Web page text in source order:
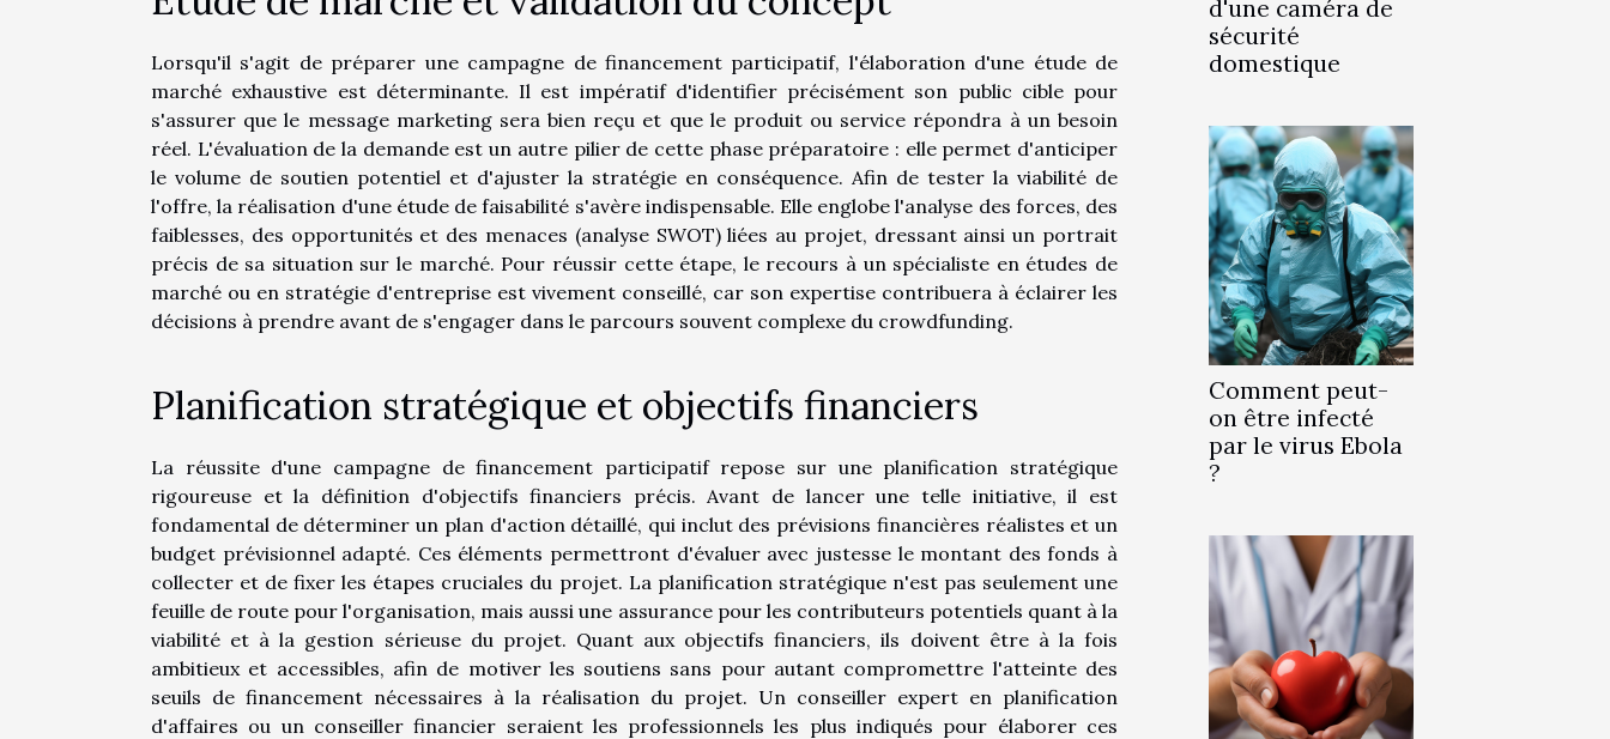
Lorsqu'il s'agit de préparer une campagne de financement participatif, l'élaboration d'une étude de
marché exhaustive est déterminante. Il est impératif d'identifier précisément son public cible pour
s'assurer que le message marketing sera bien reçu et que le produit ou service répondra à un besoin
réel. L'évaluation de la demande est un autre pilier de cette phase préparatoire : elle permet d'anticiper
le volume de soutien potentiel et d'ajuster la stratégie en conséquence. Afin de tester la viabilité de
l'offre, la réalisation d'une étude de faisabilité s'avère indispensable. Elle englobe l'analyse des forces, des
faiblesses, des opportunités et des menaces (analyse SWOT) liées au projet, dressant ainsi un portrait
précis de sa situation sur le marché. Pour réussir cette étape, le recours à un spécialiste en études de
marché ou en stratégie d'entreprise est vivement conseillé, car son expertise contribuera à éclairer les
décisions à prendre avant de s'engager dans le parcours souvent complexe du crowdfunding.
Planification stratégique et objectifs financiers
La réussite d'une campagne de financement participatif repose sur une planification stratégique
rigoureuse et la définition d'objectifs financiers précis. Avant de lancer une telle initiative, il est
fondamental de déterminer un plan d'action détaillé, qui inclut des prévisions financières réalistes et un
budget prévisionnel adapté. Ces éléments permettront d'évaluer avec justesse le montant des fonds à
collecter et de fixer les étapes cruciales du projet. La planification stratégique n'est pas seulement une
feuille de route pour l'organisation, mais aussi une assurance pour les contributeurs potentiels quant à la
viabilité et à la gestion sérieuse du projet. Quant aux objectifs financiers, ils doivent être à la fois
ambitieux et accessibles, afin de motiver les soutiens sans pour autant compromettre l'atteinte des
seuils de financement nécessaires à la réalisation du projet. Un conseiller expert en planification
d'affaires ou un conseiller financier seraient les professionnels les plus indiqués pour élaborer ces
d'une caméra de
sécurité
domestique
Comment peut-
on être infecté
par le virus Ebola
?